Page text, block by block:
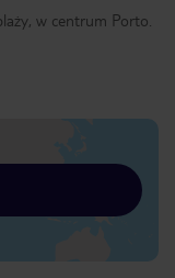
w centrum Porto.